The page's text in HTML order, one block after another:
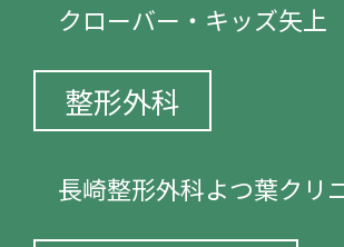
クローバー・キッズ矢上
整形外科
長崎整形外科よつ葉クリ